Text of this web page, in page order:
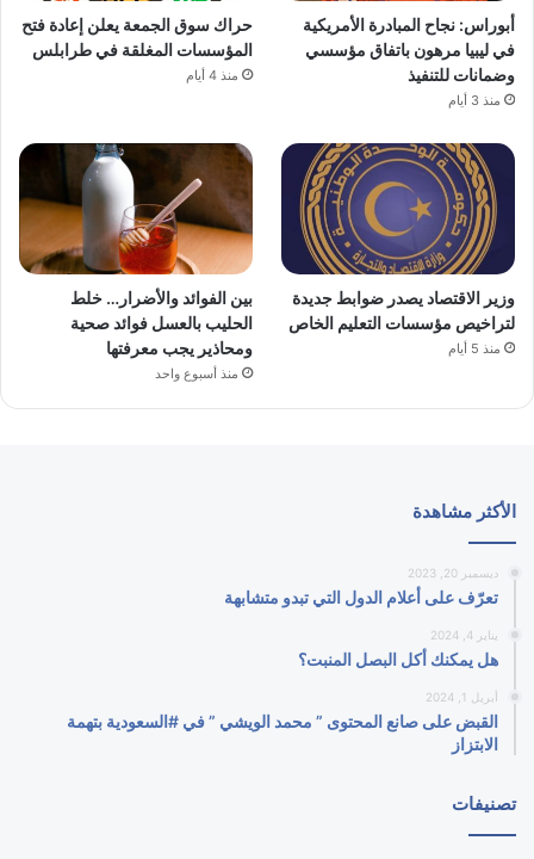
أبوراس: نجاح المبادرة الأمريكية
في ليبيا مرهون باتفاق مؤسسي
وضمانات للتنفيذ
منذ 3 أيام
حراك سوق الجمعة يعلن إعادة فتح
المؤسسات المغلقة في طرابلس
منذ 4 أيام
وزير الاقتصاد يصدر ضوابط جديدة
لتراخيص مؤسسات التعليم الخاص
منذ 5 أيام
بين الفوائد والأضرار… خلط
الحليب بالعسل فوائد صحية
ومحاذير يجب معرفتها
منذ أسبوع واحد
الأكثر مشاهدة
ديسمبر 20, 2023
تعرّف على أعلام الدول التي تبدو متشابهة
يناير 4, 2024
هل يمكنك أكل البصل المنبت؟
أبريل 1, 2024
القبض على صانع المحتوى ” محمد الويشي ” في #السعودية بتهمة
الابتزاز
تصنيفات